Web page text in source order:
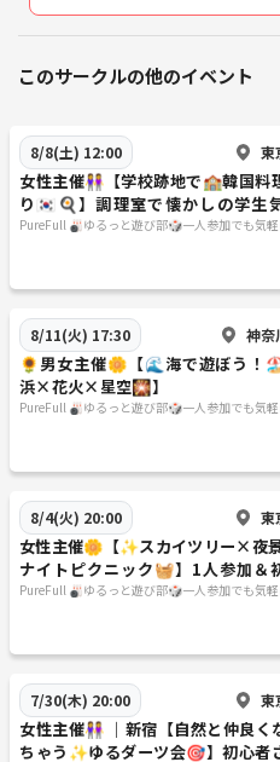
このサークルの他のイベント
8/8(土) 12:00 東
女性主催👭【学校跡地で🏫韓国料
り🇰🇷🍳】調理室で懐かしの学生
🏫.*
PureFull 🎳ゆるっと遊び部🎲一人参加でも気
8/11(火) 17:30 神奈
🌻男女主催🌼【🌊海で遊ぼう！
浜×花火×星空🎇】
PureFull 🎳ゆるっと遊び部🎲一人参加でも気
8/4(火) 20:00 東
女性主催🌼【✨スカイツリー×夜
ナイトピクニック🧺】1人参加＆
加も安心🌸
PureFull 🎳ゆるっと遊び部🎲一人参加でも気
7/30(木) 20:00 東
女性主催👭 ｜新宿【自然と仲良く
ちゃう✨ゆるダーツ会🎯】初心者